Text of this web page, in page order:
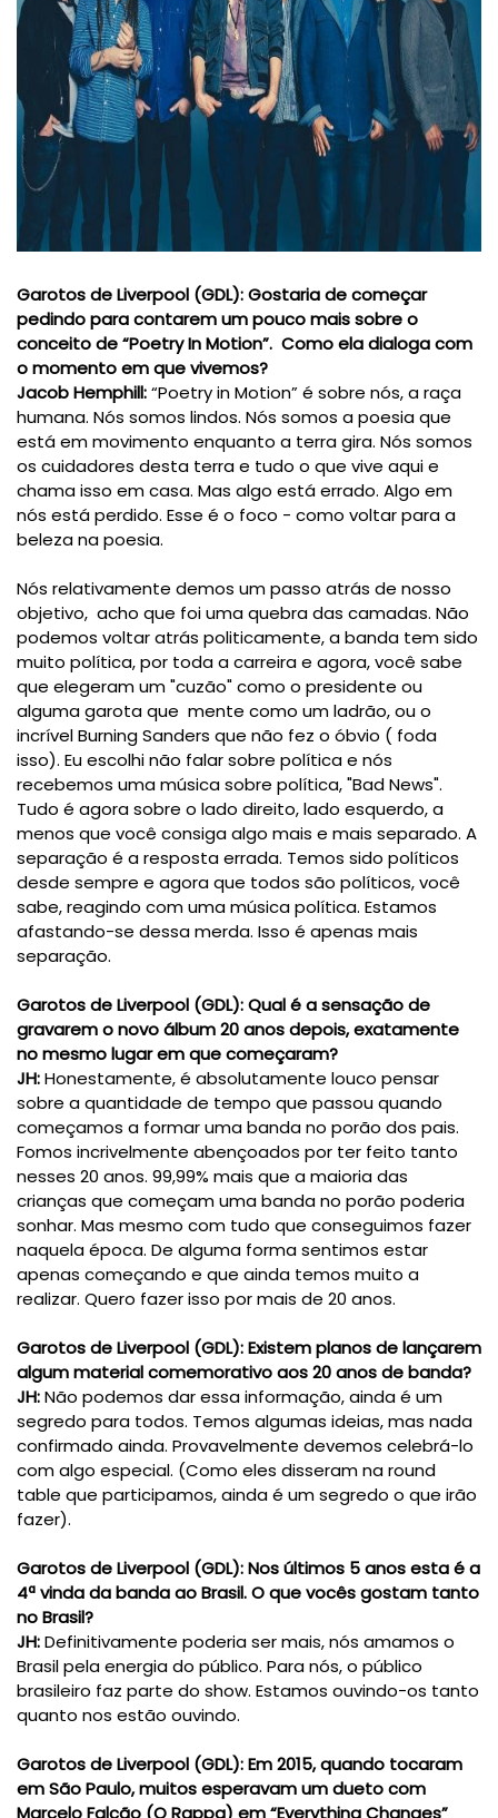
Garotos de Liverpool (GDL):Gostaria de começar
pedindo para contarem um pouco mais sobre o
conceito de “PoetryInMotion”. Como ela dialoga com
o momento em que vivemos?
JacobHemphill:“PoetryinMotion” é sobre nós, a raça
humana. Nós somos lindos. Nós somos a poesia que
está em movimento enquanto a terra gira. Nós somos
os cuidadores desta terra e tudo o que vive aqui e
chama isso em casa. Mas algo está errado. Algo em
nós está perdido. Esse é o foco - como voltar para a
beleza na poesia.
Nós relativamente demos um passo atrás de nosso
objetivo, acho que foi uma quebra das camadas. Não
podemos voltar atrás politicamente, a banda tem sido
muito política, por toda a carreira e agora, você sabe
que elegeram um "cuzão" como o presidente ou
alguma garota que mente como um ladrão, ou o
incrível Burning Sanders que não fez o óbvio ( foda
isso). Eu escolhi não falar sobre política e nós
recebemos uma música sobre política, "Bad News".
Tudo é agora sobre o lado direito, lado esquerdo, a
menos que você consiga algo mais e mais separado. A
separação é a resposta errada. Temos sido políticos
desde sempre e agora que todos são políticos, você
sabe, reagindo com uma música política. Estamos
afastando-se dessa merda. Isso é apenas mais
separação.
Garotos de Liverpool (GDL):Qual é a sensação de
gravarem o novo álbum 20 anos depois, exatamente
no mesmo lugar em que começaram?
JH:Honestamente, é absolutamente louco pensar
sobre a quantidade de tempo que passou quando
começamos a formar uma banda no porão dos pais.
Fomos incrivelmente abençoados por ter feito tanto
nesses 20 anos. 99,99% mais que a maioria das
crianças que começam uma banda no porão poderia
sonhar. Mas mesmo com tudo que conseguimos fazer
naquela época. De alguma forma sentimos estar
apenas começando e que ainda temos muito a
realizar. Quero fazer isso por mais de 20 anos.
Garotos de Liverpool (GDL):Existem planos de lançarem
algum material comemorativo aos 20 anos de banda?
JH:Não podemos dar essa informação, ainda é um
segredo para todos. Temos algumas ideias, mas nada
confirmado ainda. Provavelmente devemos celebrá-lo
com algo especial. (Como eles disseram na round
table que participamos, ainda é um segredo o que irão
fazer).
Garotos de Liverpool (GDL):Nos últimos 5 anos esta é a
4ª vinda da banda ao Brasil. O que vocês gostam tanto
no Brasil?
JH:Definitivamente poderia ser mais, nós amamos o
Brasil pela energia do público. Para nós, o público
brasileiro faz parte do show. Estamos ouvindo-os tanto
quanto nos estão ouvindo.
Garotos de Liverpool (GDL):Em 2015, quando tocaram
em São Paulo, muitos esperavam um dueto com